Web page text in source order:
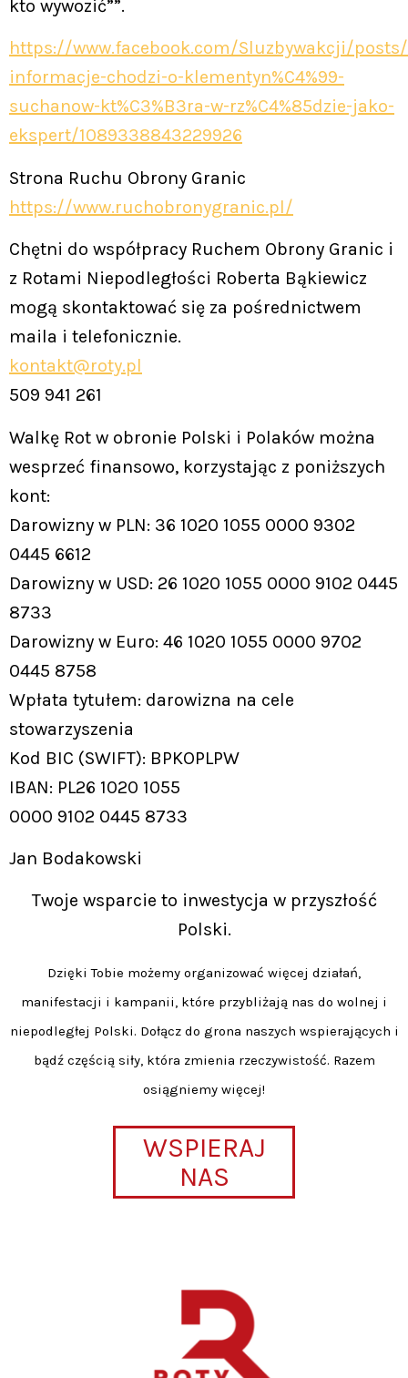
kto wywozić””.
https://www.facebook.com/Sluzbywakcji/posts/
informacje-chodzi-o-klementyn%C4%99-
suchanow-kt%C3%B3ra-w-rz%C4%85dzie-jako-
ekspert/1089338843229926
Strona Ruchu Obrony Granic
https://www.ruchobronygranic.pl/
Chętni do współpracy Ruchem Obrony Granic i
z Rotami Niepodległości Roberta Bąkiewicz
mogą skontaktować się za pośrednictwem
maila i telefonicznie.
kontakt@roty.pl
509 941 261
Walkę Rot w obronie Polski i Polaków można
wesprzeć finansowo, korzystając z poniższych
kont:
Darowizny w PLN: 36 1020 1055 0000 9302
0445 6612
Darowizny w USD: 26 1020 1055 0000 9102 0445
8733
Darowizny w Euro: 46 1020 1055 0000 9702
0445 8758
Wpłata tytułem: darowizna na cele
stowarzyszenia
Kod BIC (SWIFT): BPKOPLPW
IBAN: PL26 1020 1055
0000 9102 0445 8733
Jan Bodakowski
Twoje wsparcie to inwestycja w przyszłość
Polski.
Dzięki Tobie możemy organizować więcej działań,
manifestacji i kampanii, które przybliżają nas do wolnej i
niepodległej Polski. Dołącz do grona naszych wspierających i
bądź częścią siły, która zmienia rzeczywistość. Razem
osiągniemy więcej!
WSPIERAJ
NAS